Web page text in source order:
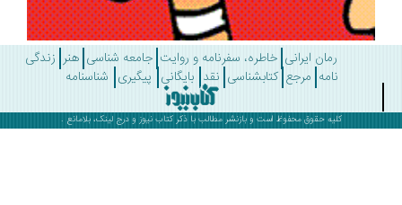
رمان ایرانی خاطره، سفرنامه و روایت جامعه شناسی هنر زندگی
مرجع کتابشناسی نقد بایگانی پیگیری شناسنامه
کلیه حقوق محفوظ است و بازنشر مطالب با ذکرکتاب نیوز و درج لینک، بلامانع .